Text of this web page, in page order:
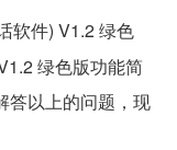
软件) V1.2 绿色
绿色版功能简
答以上的问题，现